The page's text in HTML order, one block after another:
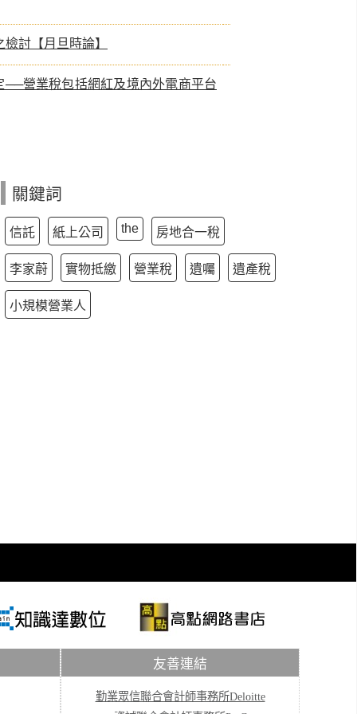
討【月旦時論】
營業稅包括網紅及境內外電商平台
關鍵詞
信託 紙上公司 the 房地合一稅
李家蔚 實物抵繳 營業稅 遺囑 遺產稅
小規模營業人
友善連結
勤業眾信聯合會計師事務所Deloitte